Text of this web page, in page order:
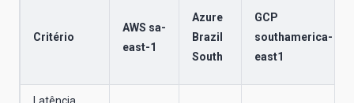
Critério
AWS sa-
east-1
Azure
Brazil
South
GCP
southamerica-
east1